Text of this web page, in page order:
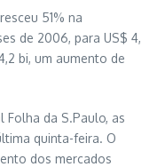
51% na
de 2006, para US$ 4,
bi, um aumento de
da S.Paulo, as
quinta-feira. O
dos mercados